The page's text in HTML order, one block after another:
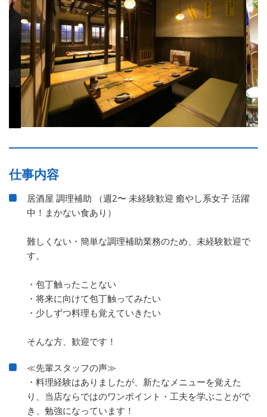
仕事内容
居酒屋 調理補助 （週2〜 未経験歓迎 癒やし系女子 活躍
中！まかない食あり）
難しくない・簡単な調理補助業務のため、未経験歓迎で
す。
・包丁触ったことない
・将来に向けて包丁触ってみたい
・少しずつ料理も覚えていきたい
そんな方、歓迎です！
≪先輩スタッフの声≫
・料理経験はありましたが、新たなメニューを覚えた
り、当店ならではのワンポイント・工夫を学ぶことがで
き、勉強になっています！